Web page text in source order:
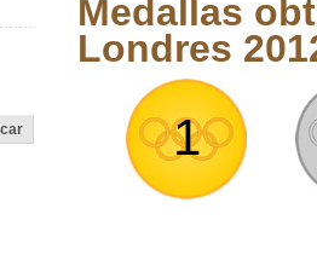
Medallas
Londres
1